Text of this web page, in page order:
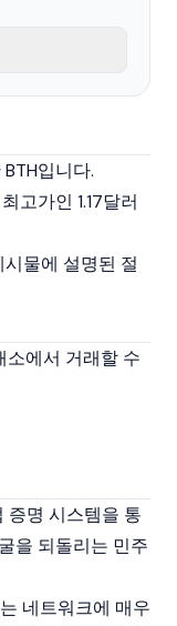
입니다.
고가인 1.17달러
물에 설명된 절
소에서 거래할 수
증명 시스템을 통
을 되돌리는 민주
는 네트워크에 매우